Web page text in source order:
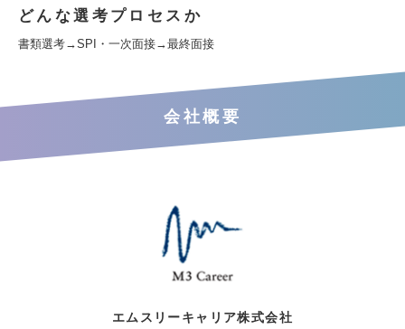
どんな選考プロセスか
書類選考→SPI・一次面接→最終面接
会社概要
エムスリーキャリア株式会社